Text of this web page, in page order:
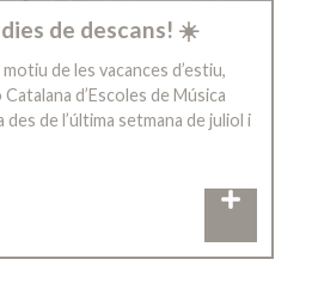
de descans! ☀️
de les vacances d’estiu,
Catalana d’Escoles de Música
de l’última setmana de juliol i